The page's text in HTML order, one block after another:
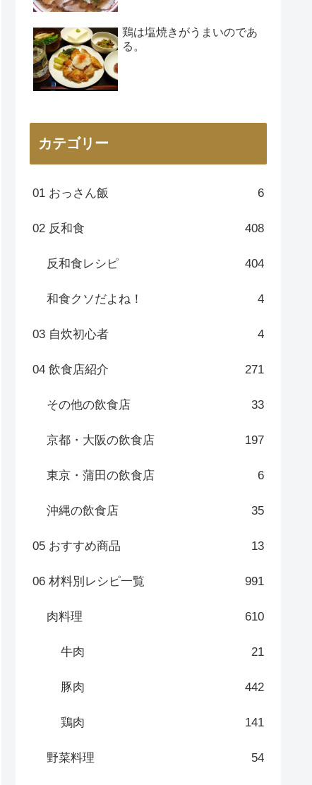
鶏は塩焼きがうまいのであ
る。
カテゴリー
01 おっさん飯 6
02 反和食 408
反和食レシピ 404
和食クソだよね！ 4
03 自炊初心者 4
04 飲食店紹介 271
その他の飲食店 33
京都・大阪の飲食店 197
東京・蒲田の飲食店 6
沖縄の飲食店 35
05 おすすめ商品 13
06 材料別レシピ一覧 991
肉料理 610
牛肉 21
豚肉 442
鶏肉 141
野菜料理 54